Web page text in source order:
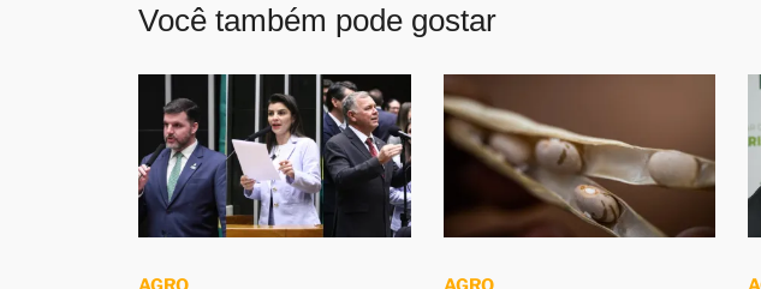
Você também pode gostar